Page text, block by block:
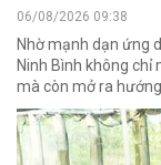
06/08/2026 09:38
Nhờ mạnh dạn ứng
Ninh Bình không chỉ
mà còn mở ra